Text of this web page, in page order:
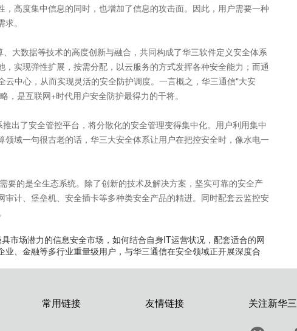
高度集中信息的同时，也增加了信息的攻击面。因此，用户需要一种
。
大数据等技术的高度创新与融合，共同构成了华三软件定义安全体系
实现弹性扩展，按需分配，以云服务的方式发挥各种安全能力；而通
中心，从而实现灵活的安全防护调度。一言概之，华三通信"大安
是互联网+时代用户安全防护最得力的干将。
出了安全管控平台，将分散化的安全管理变得集中化。用户利用集中
域一句很古老的话，华三大安全体系让用户在把控安全时，像水电一
的是全生态系统。除了创新的技术及解决方案，坚实可靠的安全产
计、堡垒机、安全插卡等多种类安全产品的精进。同时配套云监控安
市场潜力的信息安全市场，如何结合自身IT运营状况，配套适合的网
、金融等多行业重量级用户，与华三通信在安全领域正开展深度合
常用链接 友情链接 关注新华三